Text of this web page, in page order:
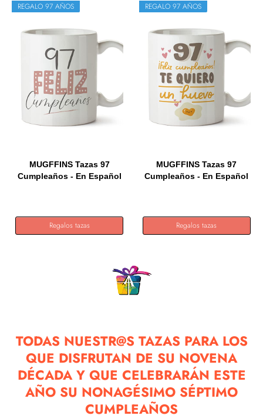
REGALO 97 AÑOS
MUGFFINS Tazas 97
Cumpleaños - En Español
Regalos tazas
REGALO 97 AÑOS
MUGFFINS Tazas 97
Cumpleaños - En Español
Regalos tazas
TODAS NUESTR@S TAZAS PARA LOS
QUE DISFRUTAN DE SU NOVENA
DÉCADA Y QUE CELEBRARÁN ESTE
AÑO SU NONAGÉSIMO SÉPTIMO
CUMPLEAÑOS